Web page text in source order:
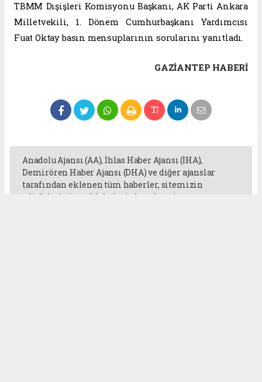
TBMM Dışişleri Komisyonu Başkanı, AK Parti Ankara
Milletvekili, 1. Dönem Cumhurbaşkanı Yardımcısı
Fuat Oktay basın mensuplarının sorularını yanıtladı.
GAZIANTEP HABERİ
Anadolu Ajansı (AA), İhlas Haber Ajansı (İHA),
Demirören Haber Ajansı (DHA) ve diğer ajanslar
tarafından eklenen tüm haberler, sitemizin
editörlerinin müdahalesi olmadan ajans